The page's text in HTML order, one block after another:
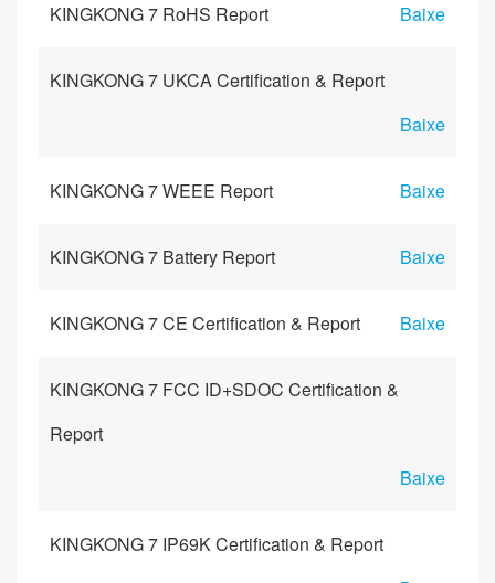
KINGKONG 7 RoHS Report Baixe
KINGKONG 7 UKCA Certification & Report
Baixe
KINGKONG 7 WEEE Report Baixe
KINGKONG 7 Battery Report Baixe
KINGKONG 7 CE Certification & Report Baixe
KINGKONG 7 FCC ID+SDOC Certification &
Report
Baixe
KINGKONG 7 IP69K Certification & Report